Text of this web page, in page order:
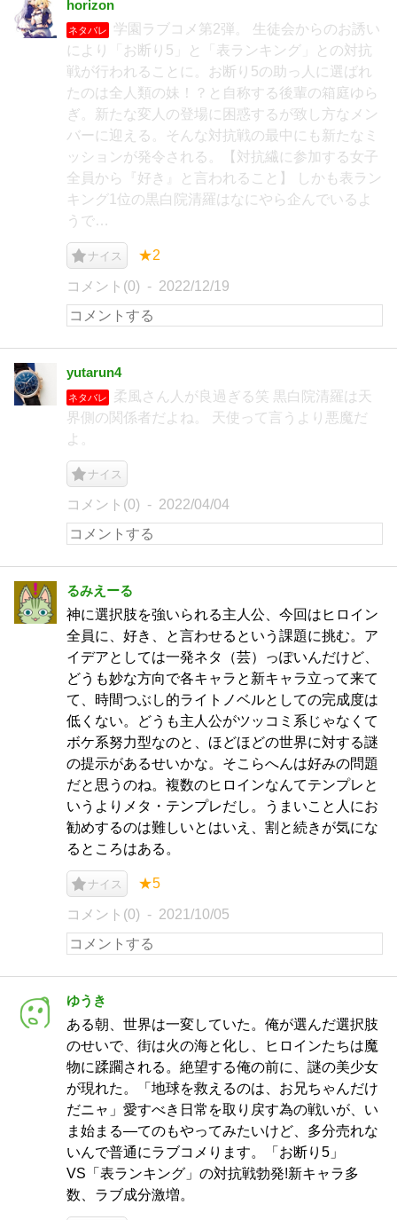
horizon
ネタバレ
学園ラブコメ第2弾。 生徒会からのお誘い
により「お断り5」と「表ランキング」との対抗
戦が行われることに。お断り5の助っ人に選ばれ
たのは全人類の妹！？と自称する後輩の箱庭ゆら
ぎ。新たな変人の登場に困惑するが致し方なメン
バーに迎える。そんな対抗戦の最中にも新たなミ
ッションが発令される。【対抗繊に参加する女子
全員から『好き』と言われること】 しかも表ラン
キング1位の黒白院清羅はなにやら企んでいるよ
うで…
ナイス ★2
コメント(0) 2022/12/19
yutarun4
ネタバレ
柔風さん人が良過ぎる笑 黒白院清羅は天
界側の関係者だよね。 天使って言うより悪魔だ
よ。
ナイス
コメント(0) 2022/04/04
るみえーる
神に選択肢を強いられる主人公、今回はヒロイン
全員に、好き、と言わせるという課題に挑む。ア
イデアとしては一発ネタ（芸）っぽいんだけど、
どうも妙な方向で各キャラと新キャラ立って来て
て、時間つぶし的ライトノベルとしての完成度は
低くない。どうも主人公がツッコミ系じゃなくて
ボケ系努力型なのと、ほどほどの世界に対する謎
の提示があるせいかな。そこらへんは好みの問題
だと思うのね。複数のヒロインなんてテンプレと
いうよりメタ・テンプレだし。うまいこと人にお
勧めするのは難しいとはいえ、割と続きが気にな
るところはある。
ナイス ★5
コメント(0) 2021/10/05
ゆうき
ある朝、世界は一変していた。俺が選んだ選択肢
のせいで、街は火の海と化し、ヒロインたちは魔
物に蹂躙される。絶望する俺の前に、謎の美少女
が現れた。「地球を救えるのは、お兄ちゃんだけ
だニャ」愛すべき日常を取り戻す為の戦いが、い
ま始まる―てのもやってみたいけど、多分売れな
いんで普通にラブコメります。「お断り5」
VS「表ランキング」の対抗戦勃発!新キャラ多
数、ラブ成分激増。